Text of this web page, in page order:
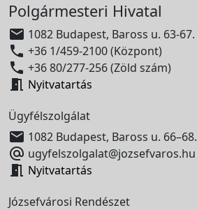
Polgármesteri Hivatal
 1082 Budapest, Baross u. 63-67.
 +36 1/459-2100 (Központ)
 +36 80/277-256 (Zöld szám)
 Nyitvatartás
Ügyfélszolgálat
 1082 Budapest, Baross u. 66–68.
 ugyfelszolgalat@jozsefvaros.hu
 Nyitvatartás
Józsefvárosi Rendészet